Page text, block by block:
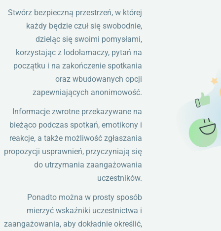
Stwórz bezpieczną przestrzeń, w której
każdy będzie czuł się swobodnie,
dzieląc się swoimi pomysłami,
korzystając z lodołamaczy, pytań na
początku i na zakończenie spotkania
oraz wbudowanych opcji
zapewniających anonimowość.
Informacje zwrotne przekazywane na
bieżąco podczas spotkań, emotikony i
reakcje, a także możliwość zgłaszania
propozycji usprawnień, przyczyniają się
do utrzymania zaangażowania
uczestników.
Ponadto można w prosty sposób
mierzyć wskaźniki uczestnictwa i
zaangażowania, aby dokładnie określić,